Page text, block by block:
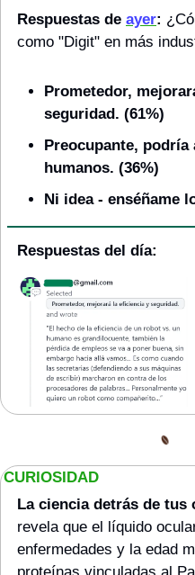
Respuestas de ayer:
como "Digit" en más
Prometedor,
seguridad. (61%)
Preocupante, podría
humanos. (36%)
Ni idea - enséñame
Respuestas del día:
CURIOSIDAD
La ciencia detrás de tus
revela que el líquido
enfermedades y la edad